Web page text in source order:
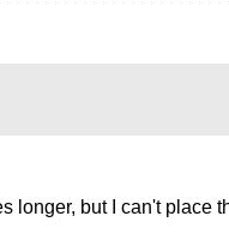
longer, but I can't place